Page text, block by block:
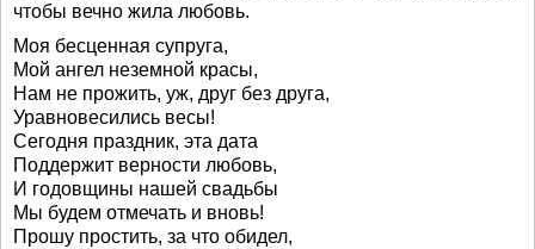
чтобы вечно жила любовь.
Моя бесценная супруга,
Мой ангел неземной красы,
Нам не прожить, уж, друг без друга,
Уравновесились весы!
Сегодня праздник, эта дата
Поддержит верности любовь,
И годовщины нашей свадьбы
Мы будем отмечать и вновь!
Прошу простить, за что обидел,